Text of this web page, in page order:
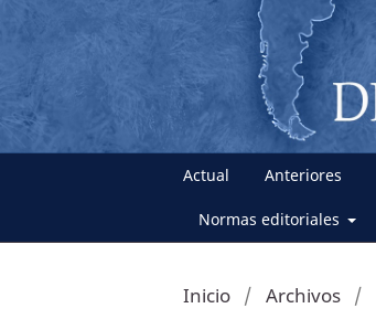
Actual Anteriores
Normas editoriales
Inicio / Archivos /